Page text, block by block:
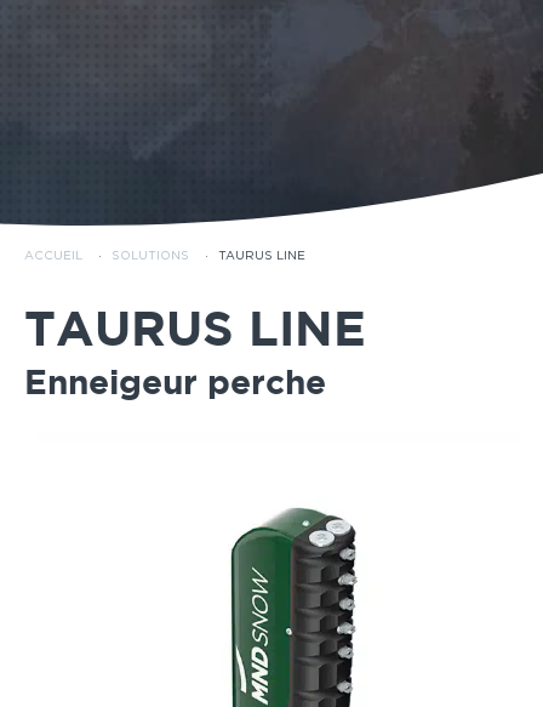
ACCUEIL · SOLUTIONS · TAURUS LINE
TAURUS LINE
Enneigeur perche